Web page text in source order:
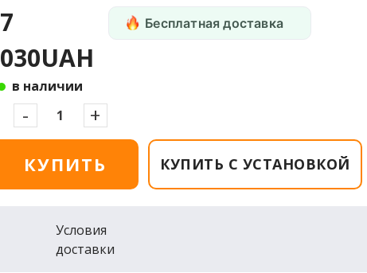
7
030UAH
в наличии
Бесплатная доставка
- +
КУПИТЬ КУПИТЬ С УСТАНОВКОЙ
Условия
доставки